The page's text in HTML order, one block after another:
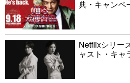
典・キャンペ
Netflixシリー
ャスト・キャ